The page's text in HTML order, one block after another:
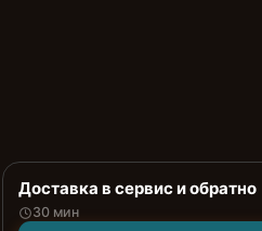
Доставка в сервис и обратно
30 мин